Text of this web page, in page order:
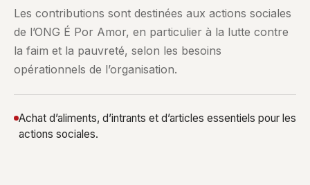
Les contributions sont destinées aux actions sociales
de l’ONG É Por Amor, en particulier à la lutte contre
la faim et la pauvreté, selon les besoins
opérationnels de l’organisation.
Achat d’aliments, d’intrants et d’articles essentiels pour les
actions sociales.